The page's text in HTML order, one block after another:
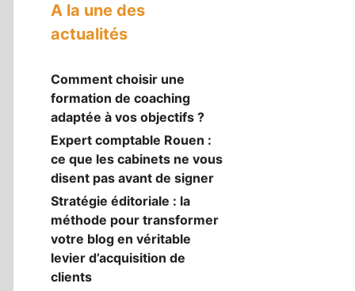
A la une des
actualités
Comment choisir une
formation de coaching
adaptée à vos objectifs ?
Expert comptable Rouen :
ce que les cabinets ne vous
disent pas avant de signer
Stratégie éditoriale : la
méthode pour transformer
votre blog en véritable
levier d’acquisition de
clients